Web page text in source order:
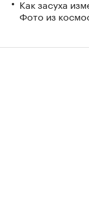
Как засуха
Фото из